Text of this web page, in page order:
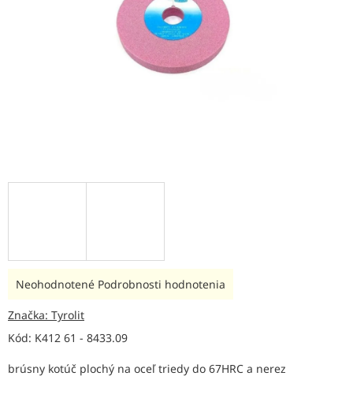
Kód: K412 61 - 8433.09
brúsny kotúč plochý na oceľ triedy do 67HRC a nerez
Priemerné
produktu
0,0
5
Neohodnotené Podrobnosti hodnotenia
Značka: Tyrolit